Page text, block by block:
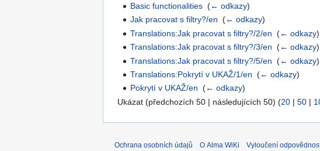
Basic functionalities ‎(← odkazy)
Jak pracovat s filtry?/en ‎(← odkazy)
Translations:Jak pracovat s filtry?/2/en ‎(← odkazy)
Translations:Jak pracovat s filtry?/3/en ‎(← odkazy)
Translations:Jak pracovat s filtry?/5/en ‎(← odkazy)
Translations:Pokrytí v UKAŽ/1/en ‎(← odkazy)
Pokrytí v UKAŽ/en ‎(← odkazy)
Ukázat (předchozích 50 | následujících 50) (20 | 50 |
Ochrana osobních údajů O Alma WiKi Vyloučení